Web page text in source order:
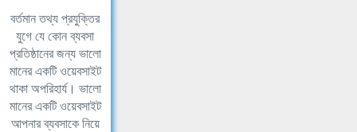
বর্তমান তথ্য প্রযুক্তির
যুগে যে কোন ব্যবসা
প্রতিষ্ঠানের জন্য ভালো
মানের একটি ওয়েবসাইট
থাকা অপরিহার্য। ভালো
মানের একটি ওয়েবসাইট
আপনার ব্যবসাকে নিয়ে